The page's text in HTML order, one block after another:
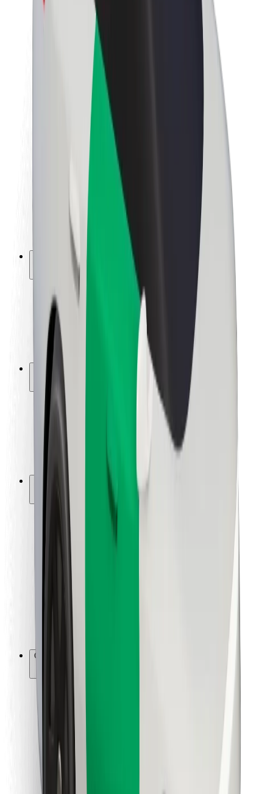
Acerca de Bolt
Sostenibilidad en Bolt
Project Zero
Sala de prensa
Directrices de la marca
Relación con inversores
Liderazgo
Medios
Fondo Urbano
Seguridad para usuarios
Seguridad para conductores
Seguridad para patinetes
Laboratorio de seguridad
Ciudades
Dónde estamos
Soluciones para las ciudades
Aeropuertos
Estaciones de carga de Bolt
Para usuarios
Para conductores
Para repartidores
Bolt Food
Para propietarios de flota
Para restaurantes
Bolt para empresas
Otros
Proveedores
Cookies
Seguridad